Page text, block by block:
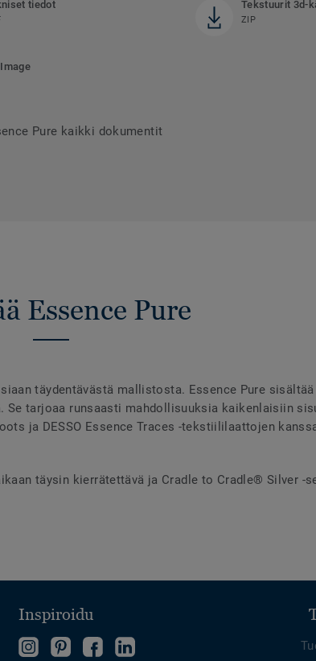
tiedot Tekstuurit 3d-
ZIP
Pure kaikki dokumentit
Essence Pure
täydentävästä mallistosta. Essence Pure
tarjoaa runsaasti mahdollisuuksia kaikenlaisiin
ja DESSO Essence Traces -tekstiililaattojen
täysin kierrätettävä ja Cradle to Cradle® Silver -
Inspiroidu
FollowTutustuTykkääFollow